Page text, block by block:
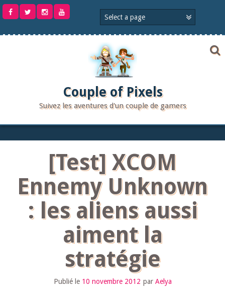
Aller
Couple of Pixels
Suivez les aventures d'un couple de gamers
[Test] XCOM
Ennemy Unknown
: les aliens aussi
aiment la
stratégie
Publié le 10 novembre 2012 par Aelya